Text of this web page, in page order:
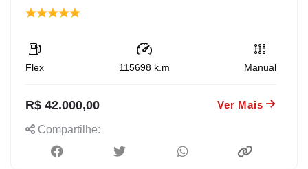
Flex 115698k.m Manual
R$ 42.000,00 Ver Mais
Compartilhe: